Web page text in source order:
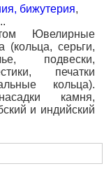
бижутерия,
Ювелирные
(кольца, серьги,
подвески,
печатки
кольца).
камня,
и индийский